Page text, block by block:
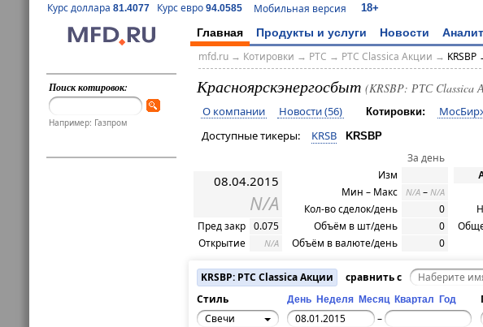
Курс доллара 81.4077 Курс евро 94.0585 Мобильная версия 18+
Главная Продукты и услуги Новости
Поиск котировок:
Например: Газпром
mfd.ru→ Котировки → РТС → РТС Classica Акции →
Красноярскэнергосбыт (KRSBP: РТС Classica
О компании Новости (56) Котировки:
Доступные тикеры:
KRSB
KRSBP
08.04.2015
N/A
Пред закр 0.075
Открытие
N/A
За день
Изм
Мин – Макс
N/A – N/A
Кол-во сделок/день
0
Объём в шт/день
0
Объём в валюте/день
0
KRSBP: РТС Classica Акции
сравнить с
Стиль
День Неделя Месяц Квартал Год
Свечи
–